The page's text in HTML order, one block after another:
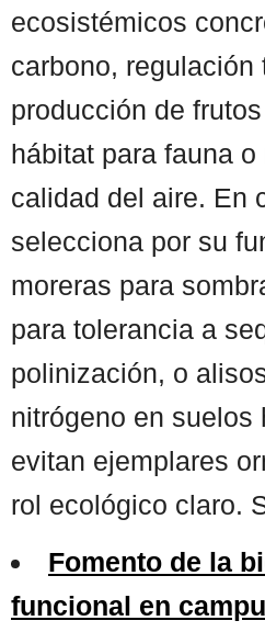
ecosistémicos
carbono, regulación
producción de
hábitat para fauna
calidad del aire. En
selecciona por su
moreras para
para tolerancia a
polinización, o
nitrógeno en suelos
evitan ejemplares
rol ecológico claro.
Fomento de la
funcional en